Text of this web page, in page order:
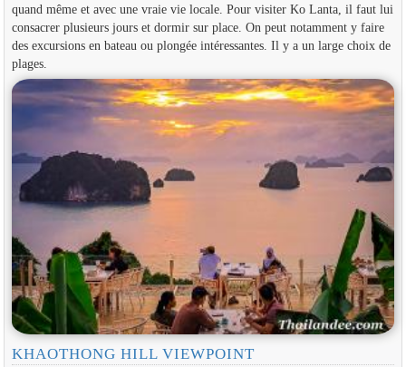
quand même et avec une vraie vie locale. Pour visiter Ko Lanta, il faut lui
consacrer plusieurs jours et dormir sur place. On peut notamment y faire
des excursions en bateau ou plongée intéressantes. Il y a un large choix de
plages.
KHAOTHONG HILL VIEWPOINT